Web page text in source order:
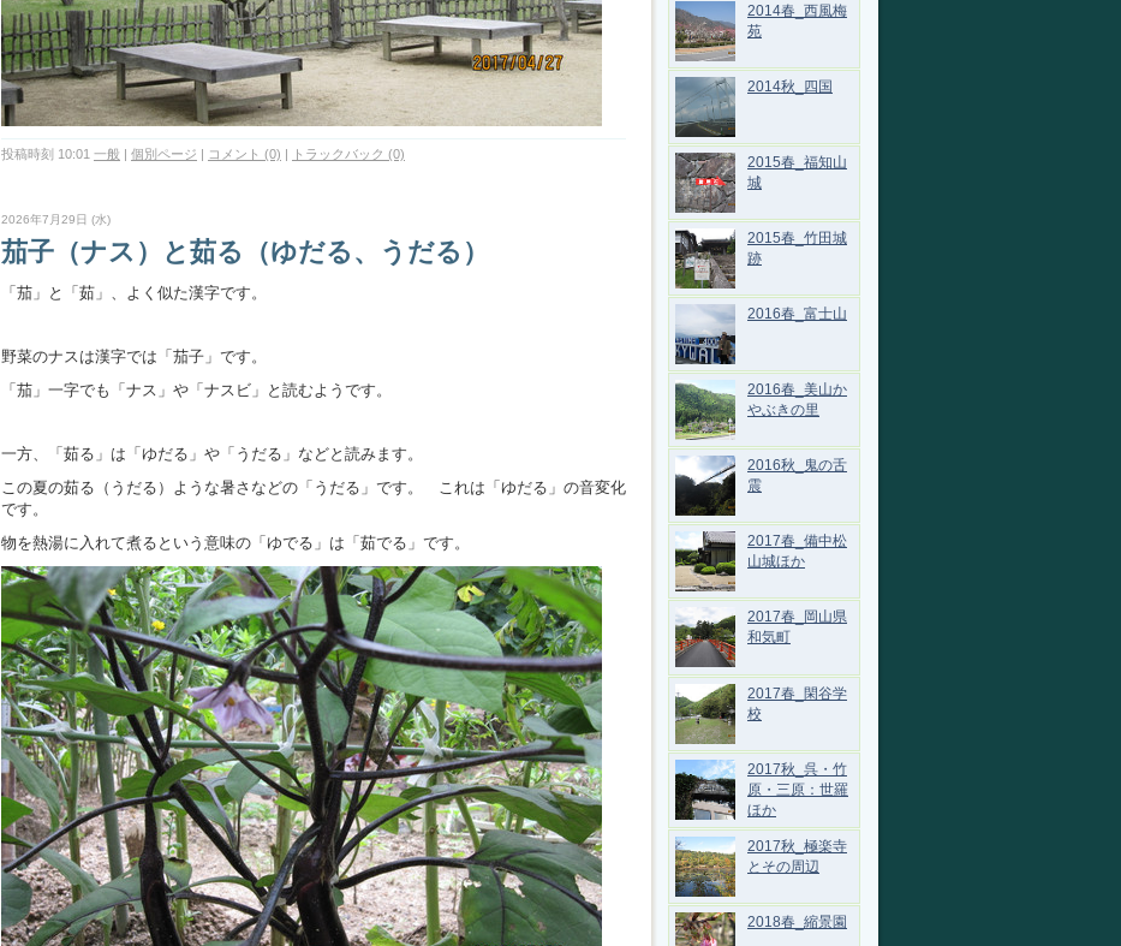
投稿時刻 10:01 一般 | 個別ページ | コメント (0) | トラックバック (0)
2026年7月29日 (水)
茄子（ナス）と茹る（ゆだる、うだる）
「茄」と「茹」、よく似た漢字です。
野菜のナスは漢字では「茄子」です。
「茄」一字でも「ナス」や「ナスビ」と読むようです。
一方、「茹る」は「ゆだる」や「うだる」などと読みます。
この夏の茹る（うだる）ような暑さなどの「うだる」です。 これは「ゆだる」の音変化
です。
物を熱湯に入れて煮るという意味の「ゆでる」は「茹でる」です。
2014春_西風梅
苑
2014秋_四国
2015春_福知山
城
2015春_竹田城
跡
2016春_富士山
2016春_美山か
やぶきの里
2016秋_鬼の舌
震
2017春_備中松
山城ほか
2017春_岡山県
和気町
2017春_閑谷学
校
2017秋_呉・竹
原・三原：世羅
ほか
2017秋_極楽寺
とその周辺
2018春_縮景園